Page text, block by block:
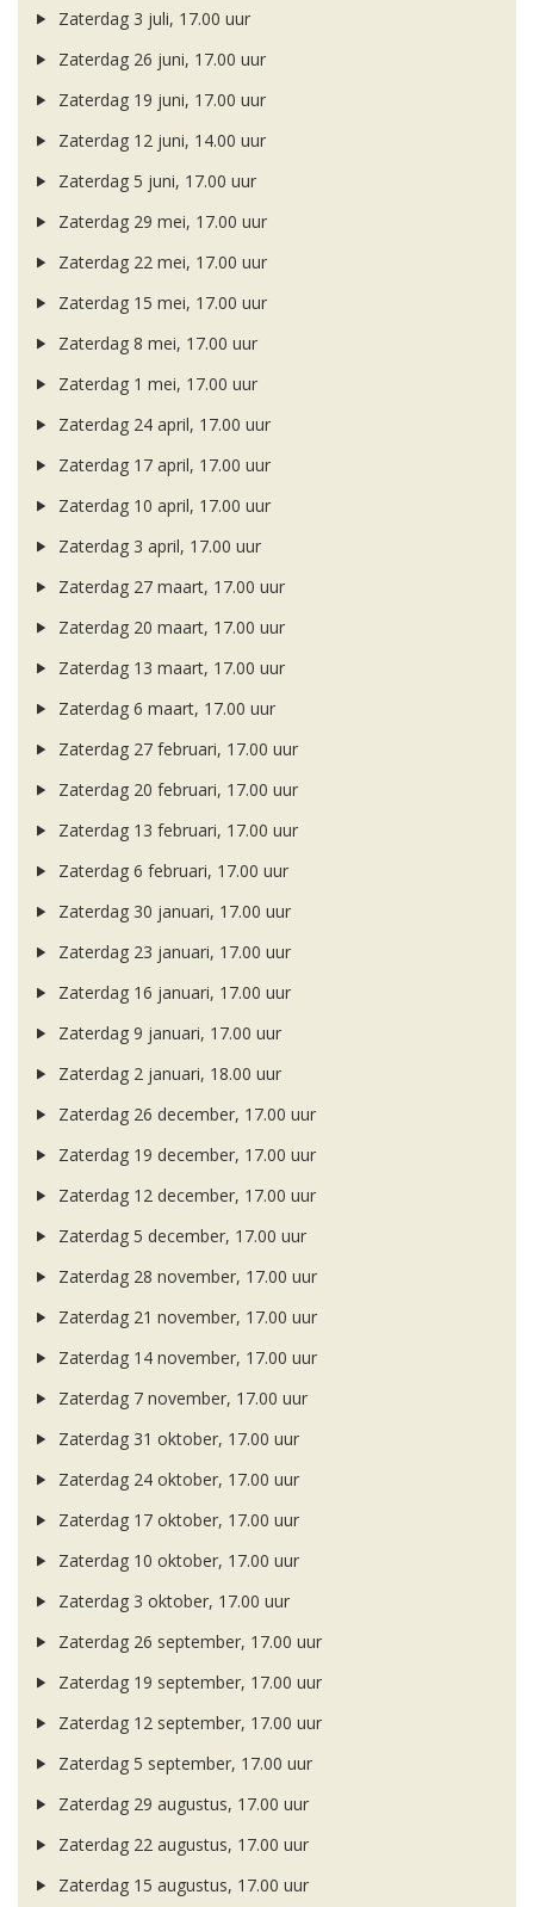
Zaterdag 3 juli, 17.00 uur
Zaterdag 26 juni, 17.00 uur
Zaterdag 19 juni, 17.00 uur
Zaterdag 12 juni, 14.00 uur
Zaterdag 5 juni, 17.00 uur
Zaterdag 29 mei, 17.00 uur
Zaterdag 22 mei, 17.00 uur
Zaterdag 15 mei, 17.00 uur
Zaterdag 8 mei, 17.00 uur
Zaterdag 1 mei, 17.00 uur
Zaterdag 24 april, 17.00 uur
Zaterdag 17 april, 17.00 uur
Zaterdag 10 april, 17.00 uur
Zaterdag 3 april, 17.00 uur
Zaterdag 27 maart, 17.00 uur
Zaterdag 20 maart, 17.00 uur
Zaterdag 13 maart, 17.00 uur
Zaterdag 6 maart, 17.00 uur
Zaterdag 27 februari, 17.00 uur
Zaterdag 20 februari, 17.00 uur
Zaterdag 13 februari, 17.00 uur
Zaterdag 6 februari, 17.00 uur
Zaterdag 30 januari, 17.00 uur
Zaterdag 23 januari, 17.00 uur
Zaterdag 16 januari, 17.00 uur
Zaterdag 9 januari, 17.00 uur
Zaterdag 2 januari, 18.00 uur
Zaterdag 26 december, 17.00 uur
Zaterdag 19 december, 17.00 uur
Zaterdag 12 december, 17.00 uur
Zaterdag 5 december, 17.00 uur
Zaterdag 28 november, 17.00 uur
Zaterdag 21 november, 17.00 uur
Zaterdag 14 november, 17.00 uur
Zaterdag 7 november, 17.00 uur
Zaterdag 31 oktober, 17.00 uur
Zaterdag 24 oktober, 17.00 uur
Zaterdag 17 oktober, 17.00 uur
Zaterdag 10 oktober, 17.00 uur
Zaterdag 3 oktober, 17.00 uur
Zaterdag 26 september, 17.00 uur
Zaterdag 19 september, 17.00 uur
Zaterdag 12 september, 17.00 uur
Zaterdag 5 september, 17.00 uur
Zaterdag 29 augustus, 17.00 uur
Zaterdag 22 augustus, 17.00 uur
Zaterdag 15 augustus, 17.00 uur